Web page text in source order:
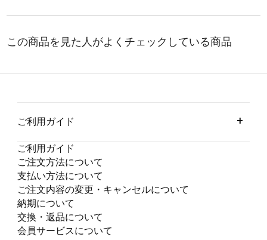
ご利用ガイド
ご利用ガイド
ご注文方法について
支払い方法について
ご注文内容の変更・キャンセルについて
納期について
交換・返品について
会員サービスについて